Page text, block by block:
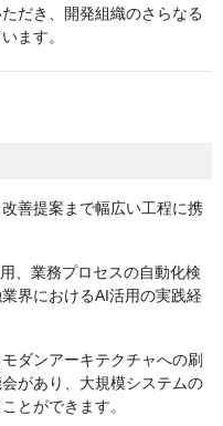
だき、開発組織のさらなる
ます。
善提案まで幅広い工程に携
、業務プロセスの自動化検
界におけるAI活用の実践経
ダンアーキテクチャへの刷
があり、大規模システムの
とができます。